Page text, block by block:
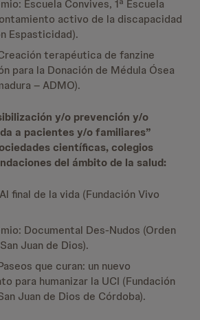
Escuela Convives, 1ª Escuela
activo de la discapacidad
Espasticidad).
terapéutica de fanzine
para la Donación de Médula Ósea
– ADMO).
y/o prevención y/o
a pacientes y/o familiares”
científicas, colegios
del ámbito de la salud:
final de la vida (Fundación Vivo
Documental Des-Nudos (Orden
Juan de Dios).
que curan: un nuevo
para humanizar la UCI (Fundación
Juan de Dios de Córdoba).